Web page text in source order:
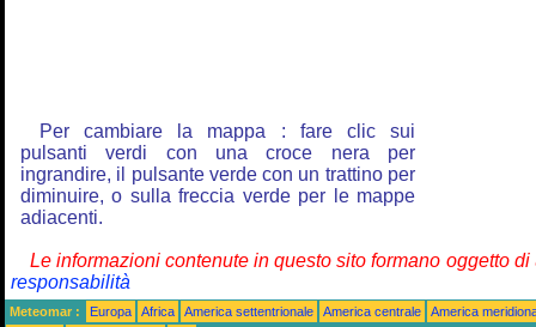
Per cambiare la mappa : fare clic sui
pulsanti verdi con una croce nera per
ingrandire, il pulsante verde con un trattino per
diminuire, o sulla freccia verde per le mappe
adiacenti.
Le informazioni contenute in questo sito formano oggetto
responsabilità
Meteomar : Europa Africa America settentrionale America centrale
America